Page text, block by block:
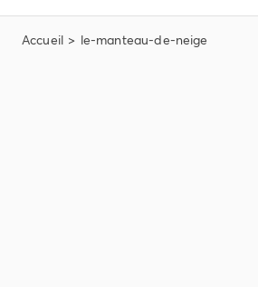
Accueil le-manteau-de-neige